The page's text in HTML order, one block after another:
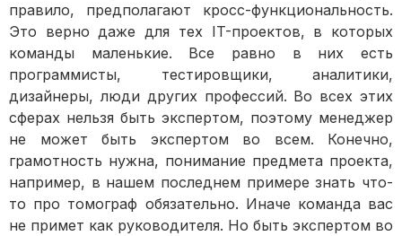
правило, предполагают кросс-функциональность.
Это верно даже для тех IT-проектов, в которых
команды маленькие. Все равно в них есть
программисты, тестировщики, аналитики,
дизайнеры, люди других профессий. Во всех этих
сферах нельзя быть экспертом, поэтому менеджер
не может быть экспертом во всем. Конечно,
грамотность нужна, понимание предмета проекта,
например, в нашем последнем примере знать что-
то про томограф обязательно. Иначе команда вас
не примет как руководителя. Но быть экспертом во